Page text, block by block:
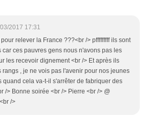
2017 17:31
relever la France ???<br /> pfffffffff ils sont
car ces pauvres gens nous n'avons pas les
les recevoir dignement <br /> Et après ils
rangs , je ne vois pas l'avenir pour nos jeunes
quand cela va-t-il s'arrêter de fabriquer des
/> Bonne soirée <br /> Pierre <br /> @
/>